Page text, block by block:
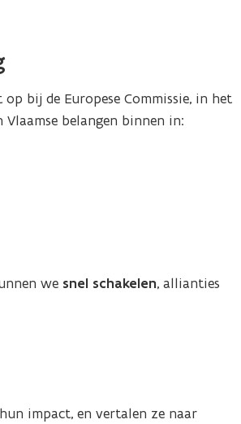
bij de Europese Commissie, in het
Vlaamse belangen binnen in:
we snel schakelen, allianties
impact, en vertalen ze naar